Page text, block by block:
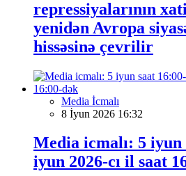
repressiyalarının
yenidən Avropa
hissəsinə çevrilir
Media İcmalı
8 İyun 2026 16:32
Media icmalı: 5 iyun
iyun 2026-cı il saat